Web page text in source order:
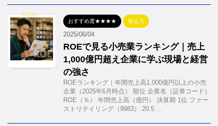
おすすめ度★★★★ 知る力
2025/06/04
ROEで見る小売業ランキング｜売上
1,000億円超え企業に学ぶ現場と経営
の強さ
ROEランキング｜年間売上高1,000億円以上の小売
企業（2025年6月時点） 順位 企業名（証券コード）
ROE（％） 年間売上高（億円） 決算期 1位 ファー
ストリテイリング（9983） 20.5 ...